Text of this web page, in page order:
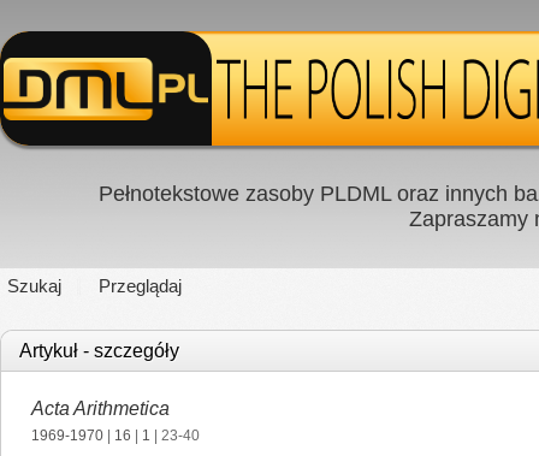
Pełnotekstowe zasoby PLDML oraz innych
Zapraszamy
Szukaj Przeglądaj
Artykuł - szczegóły
Acta Arithmetica
1969-1970 16 1 | 23-40